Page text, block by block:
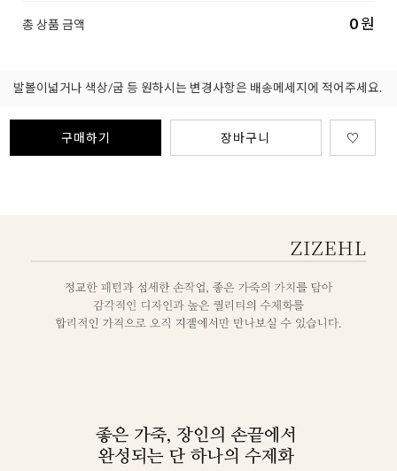
총 상품 금액 0원
발볼이넓거나 색상/굽 등 원하시는 변경사항은 배송메세지에 적어주세요.
구매하기 장바구니 ♡